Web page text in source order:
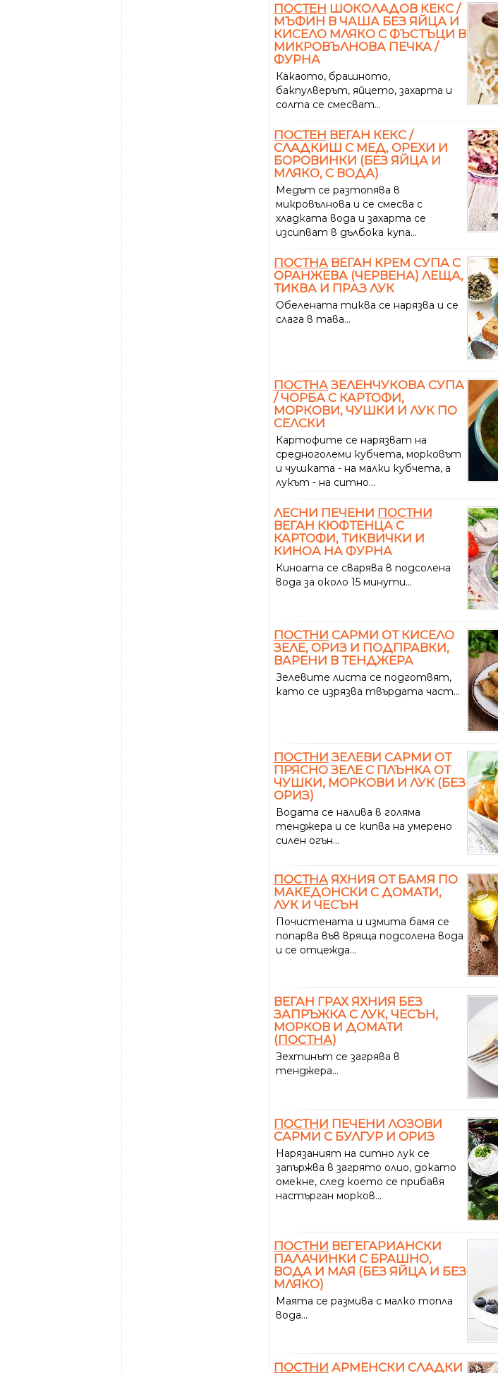
ПОСТЕН ШОКОЛАДОВ КЕКС /
МЪФИН В ЧАША БЕЗ ЯЙЦА И
КИСЕЛО МЛЯКО С ФЪСТЪЦИ В
МИКРОВЪЛНОВА ПЕЧКА /
ФУРНА
Какаото, брашното,
бакпулверът, яйцето, захарта и
солта се смесват...
ПОСТЕН ВЕГАН КЕКС /
СЛАДКИШ С МЕД, ОРЕХИ И
БОРОВИНКИ (БЕЗ ЯЙЦА И
МЛЯКО, С ВОДА)
Медът се разтопява в
микровълнова и се смесва с
хладката вода и захарта се
изсипват в дълбока купа...
ПОСТНА ВЕГАН КРЕМ СУПА С
ОРАНЖЕВА (ЧЕРВЕНА) ЛЕЩА,
ТИКВА И ПРАЗ ЛУК
Обелената тиква се нарязва и се
слага в тава...
ПОСТНА ЗЕЛЕНЧУКОВА СУПА
/ ЧОРБА С КАРТОФИ,
МОРКОВИ, ЧУШКИ И ЛУК ПО
СЕЛСКИ
Картофите се нарязват на
средноголеми кубчета, морковът
и чушката - на малки кубчета, а
лукът - на ситно...
ЛЕСНИ ПЕЧЕНИ ПОСТНИ
ВЕГАН КЮФТЕНЦА С
КАРТОФИ, ТИКВИЧКИ И
КИНОА НА ФУРНА
Киноата се сварява в подсолена
вода за около 15 минути...
ПОСТНИ САРМИ ОТ КИСЕЛО
ЗЕЛЕ, ОРИЗ И ПОДПРАВКИ,
ВАРЕНИ В ТЕНДЖЕРА
Зелевите листа се подготвят,
като се изрязва твърдата част...
ПОСТНИ ЗЕЛЕВИ САРМИ ОТ
ПРЯСНО ЗЕЛЕ С ПЛЪНКА ОТ
ЧУШКИ, МОРКОВИ И ЛУК (БЕЗ
ОРИЗ)
Водата се налива в голяма
тенджера и се кипва на умерено
силен огън...
ПОСТНА ЯХНИЯ ОТ БАМЯ ПО
МАКЕДОНСКИ С ДОМАТИ,
ЛУК И ЧЕСЪН
Почистената и измита бамя се
попарва във вряща подсолена вода
и се отцежда...
ВЕГАН ГРАХ ЯХНИЯ БЕЗ
ЗАПРЪЖКА С ЛУК, ЧЕСЪН,
МОРКОВ И ДОМАТИ
(ПОСТНА)
Зехтинът се загрява в
тенджера...
ПОСТНИ ПЕЧЕНИ ЛОЗОВИ
САРМИ С БУЛГУР И ОРИЗ
Нарязаният на ситно лук се
запържва в загрято олио, докато
омекне, след което се прибавя
настърган морков...
ПОСТНИ ВЕГЕГАРИАНСКИ
ПАЛАЧИНКИ С БРАШНО,
ВОДА И МАЯ (БЕЗ ЯЙЦА И БЕЗ
МЛЯКО)
Маята се размива с малко топла
вода...
ПОСТНИ АРМЕНСКИ СЛАДКИ